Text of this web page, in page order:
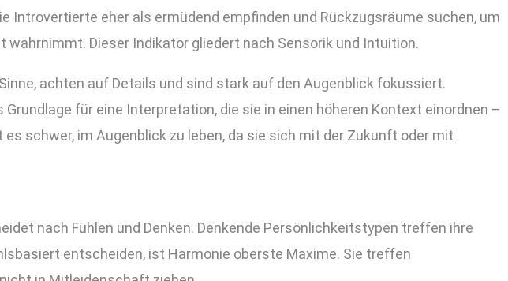
eher als ermüdend empfinden und Rückzugsräume suchen, um
wahrnimmt. Dieser Indikator gliedert nach Sensorik und Intuition.
achten auf Details und sind stark auf den Augenblick fokussiert.
für eine Interpretation, die sie in einen höheren Kontext einordnen –
schwer, im Augenblick zu leben, da sie sich mit der Zukunft oder mit
nach Fühlen und Denken. Denkende Persönlichkeitstypen treffen ihre
entscheiden, ist Harmonie oberste Maxime. Sie treffen